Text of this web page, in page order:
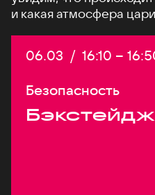
и какая атмосфера
Дата:
06.03 / Начало:
16:10 –
Безопасность
Бэкстейдж